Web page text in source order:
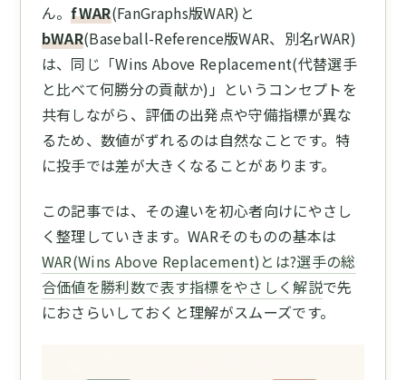
ん。fWAR(FanGraphs版WAR)と
bWAR(Baseball-Reference版WAR、別名rWAR)
は、同じ「Wins Above Replacement(代替選手
と比べて何勝分の貢献か)」というコンセプトを
共有しながら、評価の出発点や守備指標が異な
るため、数値がずれるのは自然なことです。特
に投手では差が大きくなることがあります。
この記事では、その違いを初心者向けにやさし
く整理していきます。WARそのものの基本は
WAR(Wins Above Replacement)とは?選手の総
合価値を勝利数で表す指標をやさしく解説で先
におさらいしておくと理解がスムーズです。